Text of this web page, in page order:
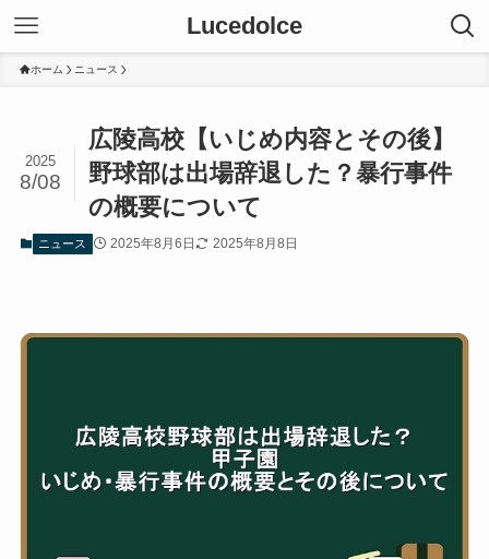
Lucedolce
ホーム ニュース
広陵高校【いじめ内容とその後】
野球部は出場辞退した？暴行事件
の概要について
2025
8/08
ニュース 2025年8月6日 2025年8月8日